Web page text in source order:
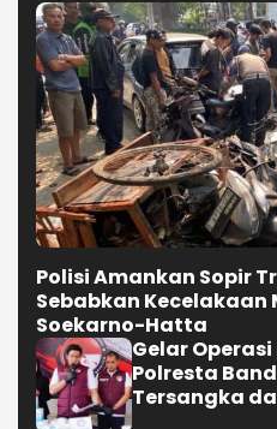
Polisi Amankan Sopir
Sebabkan Kecelakaan
Soekarno-Hatta
Gelar
Polresta
Tersangka